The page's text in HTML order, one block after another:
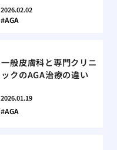
2026.02.02
AGA
一般皮膚科と専門クリニ
ックのAGA治療の違い
2026.01.19
AGA